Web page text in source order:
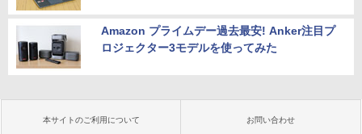
Amazon プライムデー過去最安! Anker注目プ
ロジェクター3モデルを使ってみた
本サイトのご利用について お問い合わせ